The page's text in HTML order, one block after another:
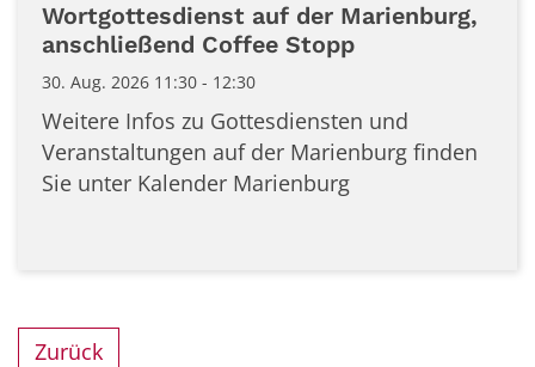
Wortgottesdienst auf der Marienburg,
anschließend Coffee Stopp
30. Aug. 2026 11:30 - 12:30
Weitere Infos zu Gottesdiensten und
Veranstaltungen auf der Marienburg finden
Sie unter Kalender Marienburg
Zurück